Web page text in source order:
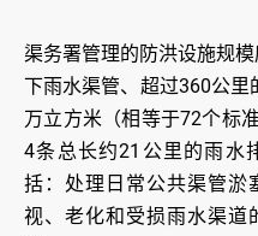
渠务署管理的防洪设施规
下雨水渠管、超过360公里
万立方米（相等于72个标
4条总长约21公里的雨水
括：处理日常公共渠管淤
视、老化和受损雨水渠道